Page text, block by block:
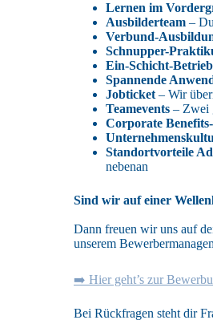
Lernen im
Ausbilderteam –
Verbund-
Schnupper-
Ein-Schicht-Betrieb
Spannende
Jobticket – Wir
Teamevents – Zwei
Corporate
Standortvorteile
nebenan
Sind wir auf einer
Dann freuen wir uns auf
unserem
➡️ Hier geht’s zur
Bei Rückfragen steht dir